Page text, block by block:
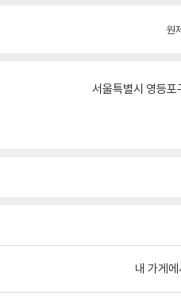
원
서울특별시 영등포
내 가게